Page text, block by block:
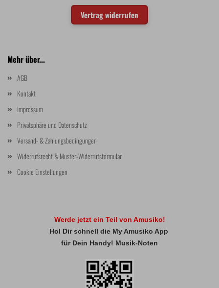
Vertrag widerrufen
Mehr über...
AGB
Kontakt
Impressum
Privatsphäre und Datenschutz
Versand- & Zahlungsbedingungen
Widerrufsrecht & Muster-Widerrufsformular
Cookie Einstellungen
Werde jetzt ein Teil von Amusiko!
Hol Dir schnell die My Amusiko App
für Dein Handy! Musik-Noten